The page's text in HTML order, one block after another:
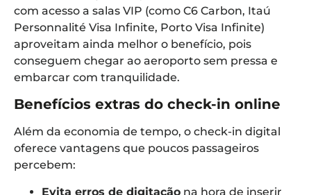
com acesso a salas VIP (como C6 Carbon, Itaú
Personnalité Visa Infinite, Porto Visa Infinite)
aproveitam ainda melhor o benefício, pois
conseguem chegar ao aeroporto sem pressa e
embarcar com tranquilidade.
Benefícios extras do check-in online
Além da economia de tempo, o check-in digital
oferece vantagens que poucos passageiros
percebem:
Evita erros de digitação na hora de inserir